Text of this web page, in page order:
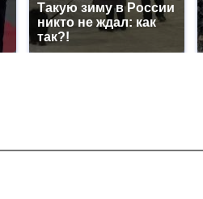
Такую зиму в России
никто не ждал: как
так?!